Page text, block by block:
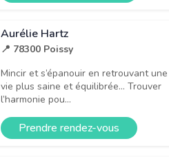
Aurélie Hartz
📍 78300 Poissy
Mincir et s’épanouir en retrouvant une
vie plus saine et équilibrée… Trouver
l’harmonie pou...
Prendre rendez-vous